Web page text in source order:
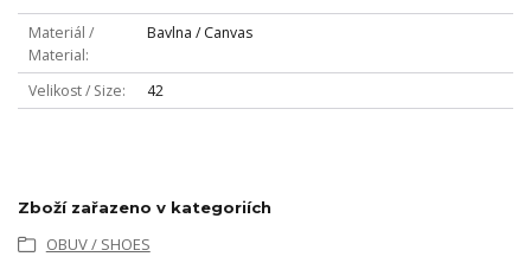
Materiál /
Material
Bavlna / Canvas
Velikost / Size 42
Zboží zařazeno v kategoriích
OBUV / SHOES